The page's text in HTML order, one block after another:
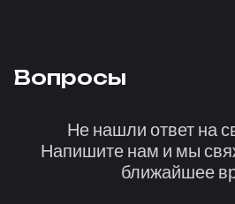
Вопросы
Не нашли ответ на
Напишите нам и мы
ближайшее